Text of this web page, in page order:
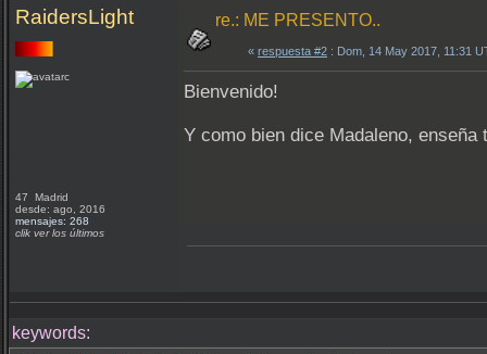
RaidersLight
47 Madrid
desde: ago, 2016
mensajes: 268
clik ver los últimos
re.: ME PRESENTO..
« respuesta #2 : Dom, 14 May 2017, 11:31
Bienvenido!
Y como bien dice Madaleno,
keywords: